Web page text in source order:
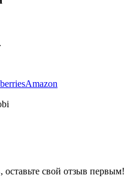
Amazon
свой отзыв первым!